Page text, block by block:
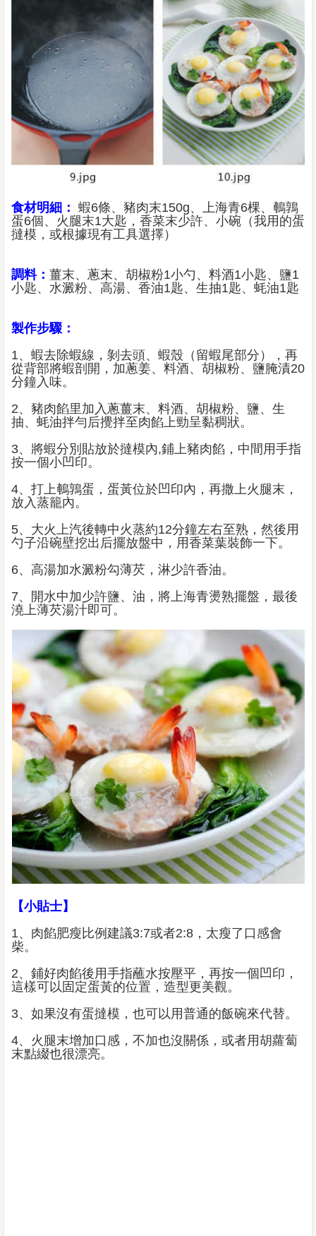
食材明細： 蝦6條、豬肉末150g、上海青6棵、鵪鶉
蛋6個、火腿末1大匙，香菜末少許、小碗（我用的蛋
撻模，或根據現有工具選擇）
調料： 薑末、蔥末、胡椒粉1小勺、料酒1小匙、鹽1
小匙、水澱粉、高湯、香油1匙、生抽1匙、蚝油1匙
製作步驟：
1、蝦去除蝦線，剝去頭、蝦殼（留蝦尾部分），再
從背部將蝦剖開，加蔥姜、料酒、胡椒粉、鹽腌漬20
分鐘入味。
2、豬肉餡里加入蔥薑末、料酒、胡椒粉、鹽、生
抽、蚝油拌勻后攪拌至肉餡上勁呈黏稠狀。
3、將蝦分別貼放於撻模內,鋪上豬肉餡，中間用手指
按一個小凹印。
4、打上鵪鶉蛋，蛋黃位於凹印內，再撒上火腿末，
放入蒸籠內。
5、大火上汽後轉中火蒸約12分鐘左右至熟，然後用
勺子沿碗壁挖出后擺放盤中，用香菜葉裝飾一下。
6、高湯加水澱粉勾薄芡，淋少許香油。
7、開水中加少許鹽、油，將上海青燙熟擺盤，最後
澆上薄芡湯汁即可。
【小貼士】
1、肉餡肥瘦比例建議3:7或者2:8，太瘦了口感會
柴。
2、鋪好肉餡後用手指蘸水按壓平，再按一個凹印，
這樣可以固定蛋黃的位置，造型更美觀。
3、如果沒有蛋撻模，也可以用普通的飯碗來代替。
4、火腿末增加口感，不加也沒關係，或者用胡蘿蔔
末點綴也很漂亮。